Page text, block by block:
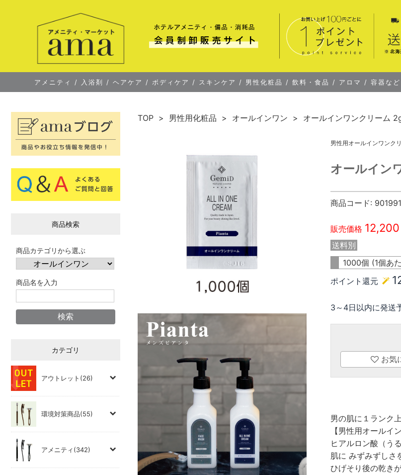
アメニティ / 入浴剤 / ヘアケア / ボディケア / スキンケア / 男性化粧品 / 飲料・食品 / アロマ / 容器など
商品検索
商品カテゴリから選ぶ
商品名を入力
カテゴリ
アウトレット(26)
環境対策商品(55)
アメニティ(342)
TOP 男性用化粧品 オールインワン オールインワンクリーム
男性用オールインワンク
オールイン
商品コード:
販売価格 12,200
送料別
1000個 (1個あ
ポイント還元
3～4日以内に発送
お気
男の肌に１ランク
【男性用オールイ
ヒアルロン酸（う
肌に みずみずしさ
ひげそり後の乾き